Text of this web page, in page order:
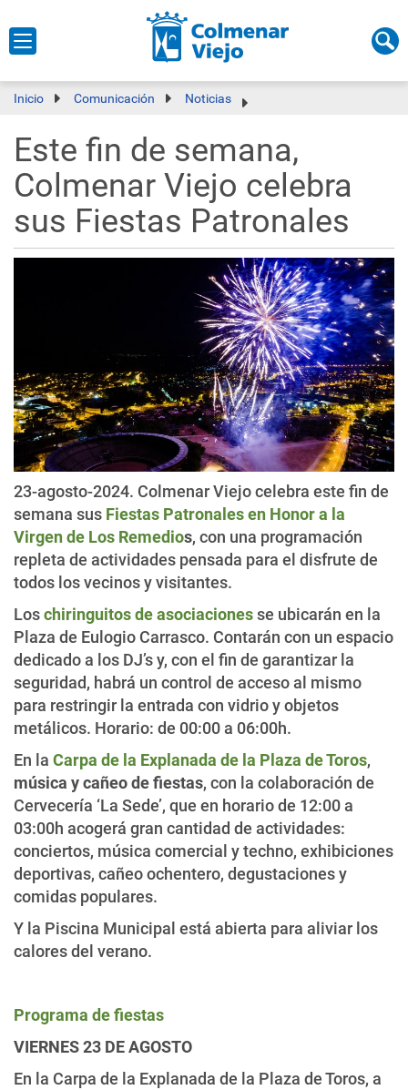
Inicio Comunicación Noticias
Este fin de semana,
Colmenar Viejo celebra
sus Fiestas Patronales
23-agosto-2024. Colmenar Viejo celebra este fin de
semana sus Fiestas Patronales en Honor a la
Virgen de Los Remedios, con una programación
repleta de actividades pensada para el disfrute de
todos los vecinos y visitantes.
Loschiringuitos de asociacionesse ubicarán en la
Plaza de Eulogio Carrasco. Contarán con un espacio
dedicado a los DJ’s y, con el fin de garantizar la
seguridad, habrá un control de acceso al mismo
para restringir la entrada con vidrio y objetos
metálicos. Horario: de 00:00 a 06:00h.
En la Carpa de la Explanada de la Plaza de Toros,
música y cañeo de fiestas, con la colaboración de
Cervecería ‘La Sede’, que en horario de 12:00 a
03:00h acogerá gran cantidad de actividades:
conciertos, música comercial y techno, exhibiciones
deportivas, cañeo ochentero, degustaciones y
comidas populares.
Y la Piscina Municipal está abierta para aliviar los
calores del verano.
Programa de fiestas
VIERNES 23 DE AGOSTO
En la Carpa de la Explanada de la Plaza de Toros, a